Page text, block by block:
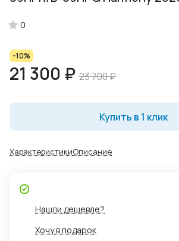
0
-10%
21 300 ₽ 23 700 ₽
Купить в 1 клик
ХарактеристикиОписание
Нашли дешевле?
Хочу в подарок